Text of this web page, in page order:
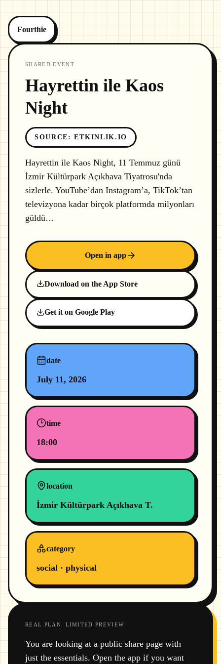
Fourthie
SHARED EVENT
Hayrettin ile Kaos
Night
SOURCE :ETKINLIK.IO
Hayrettin ile Kaos Night, 11 Temmuz günü
İzmir Kültürpark Açıkhava Tiyatrosu'nda
sizlerle. YouTube’dan Instagram’a, TikTok’tan
televizyona kadar birçok platformda milyonları
güldü…
Open in app
Download on the App Store
Get it on Google Play
date
July 11, 2026
time
18:00
location
İzmir Kültürpark Açıkhava T.
category
social · physical
REAL PLAN. LIMITED PREVIEW.
You are looking at a public share page with
just the essentials. Open the app if you want